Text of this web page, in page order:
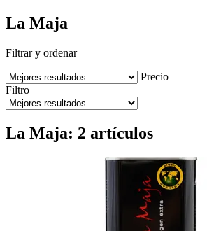
La Maja
Filtrar y ordenar
Precio
Filtro
La Maja: 2 artículos